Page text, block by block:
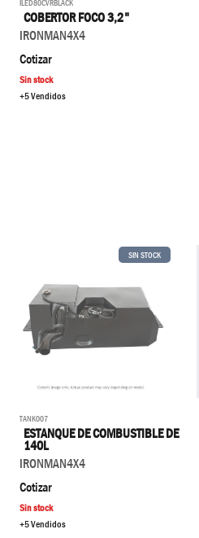
ILED80CVRBLACK
COBERTOR FOCO 3,2"
IRONMAN4X4
Cotizar
Sin stock
+5 Vendidos
SIN STOCK
TANK007
ESTANQUE DE COMBUSTIBLE DE
140L
IRONMAN4X4
Cotizar
Sin stock
+5 Vendidos